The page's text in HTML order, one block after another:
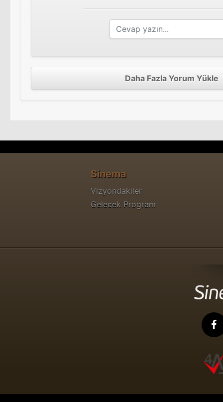
Daha Fazla Yorum Yükle
Sinema
Vizyondakiler
Gelecek Program